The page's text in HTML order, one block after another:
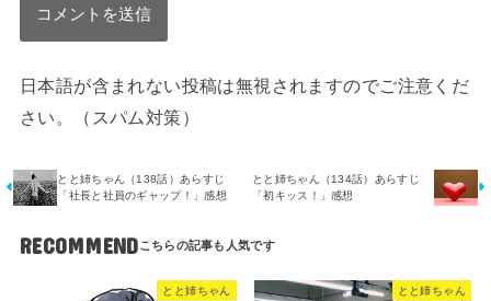
日本語が含まれない投稿は無視されますのでご注意くだ
さい。（スパム対策）
とと姉ちゃん（138話）あらすじ
「社長と社員のギャップ！」感想
とと姉ちゃん（134話）あらすじ
「初キッス！」感想
RECOMMEND
とと姉ちゃん とと姉ちゃん